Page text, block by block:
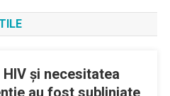
şi necesitatea
au fost subliniate